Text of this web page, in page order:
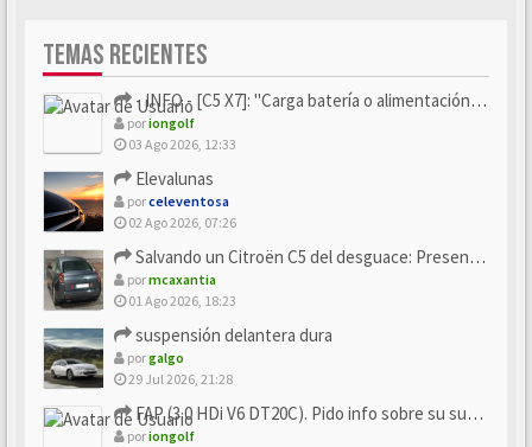
TEMAS RECIENTES
- INFO - [C5 X7]: "Carga batería o alimentación eléctri...
poriongolf
03 Ago 2026, 12:33
Elevalunas
porceleventosa
02 Ago 2026, 07:26
Salvando un Citroën C5 del desguace: Presentación y seguimiento
pormcaxantia
01 Ago 2026, 18:23
suspensión delantera dura
porgalgo
29 Jul 2026, 21:28
FAP (3.0 HDi V6 DT20C). Pido info sobre su sustitución
poriongolf